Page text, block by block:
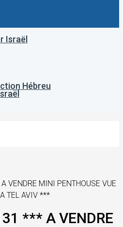
Israël
Hébreu
VENDRE MINI PENTHOUSE VUE
TEL AVIV ***
*** A VENDRE